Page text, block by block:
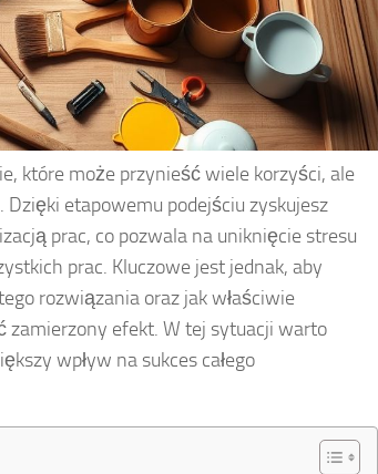
które może przynieść wiele korzyści, ale
etapowemu podejściu zyskujesz
prac, co pozwala na uniknięcie stresu
prac. Kluczowe jest jednak, aby
rozwiązania oraz jak właściwie
zamierzony efekt. W tej sytuacji warto
wpływ na sukces całego